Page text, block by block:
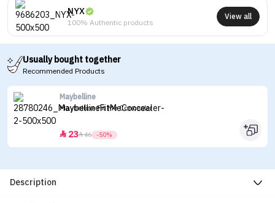
NYX
100% Authentic products
View all
Usually bought together
Recommended Products
Maybelline
Maybelline Fit Me Concealer
 2346 -50%
Description